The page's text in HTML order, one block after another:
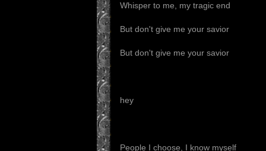
Whisper to me, my tragic end
But don't give me your savior
But don't give me your savior
hey
People I choose, I know myself